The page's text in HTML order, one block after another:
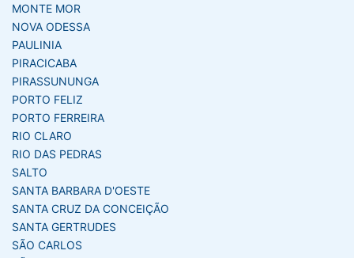
MONTE MOR
NOVA ODESSA
PAULINIA
PIRACICABA
PIRASSUNUNGA
PORTO FELIZ
PORTO FERREIRA
RIO CLARO
RIO DAS PEDRAS
SALTO
SANTA BARBARA D'OESTE
SANTA CRUZ DA CONCEIÇÃO
SANTA GERTRUDES
SÃO CARLOS